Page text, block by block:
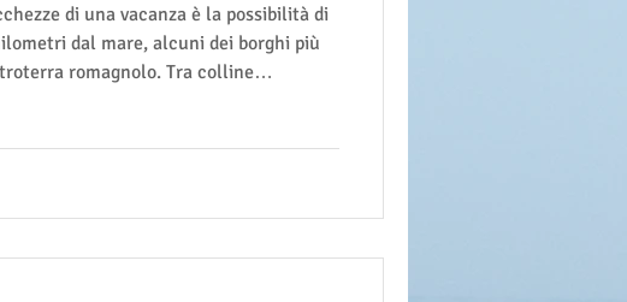
di una vacanza è la possibilità di
dal mare, alcuni dei borghi più
romagnolo. Tra colline
più belle della tua vacanza.